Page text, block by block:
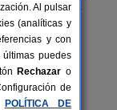
una experiencia
Al pulsar
(analíticas y
y con
puedes
Rechazar o
de
POLÍTICA DE